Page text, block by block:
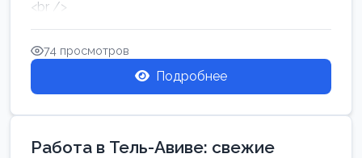
<br />
Работа в Нетании на мебельном производстве:
требу...
74 просмотров
Подробнее
Работа в Тель-Авиве: свежие